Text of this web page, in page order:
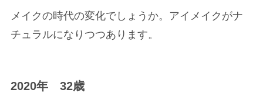
メイクの時代の変化でしょうか。アイメイクがナ
チュラルになりつつあります。
2020年 32歳